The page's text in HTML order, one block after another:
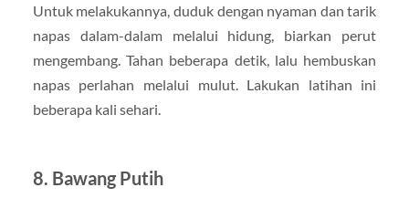
Untuk melakukannya, duduk dengan nyaman dan tarik
napas dalam-dalam melalui hidung, biarkan perut
mengembang. Tahan beberapa detik, lalu hembuskan
napas perlahan melalui mulut. Lakukan latihan ini
beberapa kali sehari.
8. Bawang Putih